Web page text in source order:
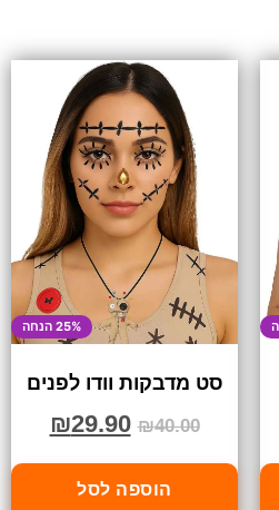
25% הנחה
סט מדבקות וודו לפנים
₪40.00
₪29.90
הוספה לסל